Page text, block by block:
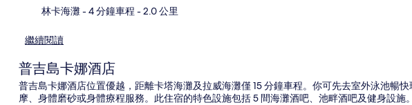
林卡海灘- 4 分鐘車程 - 2.0 公里
繼續閱讀
普吉島卡娜酒店
普吉島卡娜酒店位置優越，距離卡塔海灘及拉威海灘僅 15 分鐘車程。你可先去室外泳池暢
摩、身體磨砂或身體療程服務。此住宿的特色設施包括 5 間海灘酒吧、池畔酒吧及健身設施。